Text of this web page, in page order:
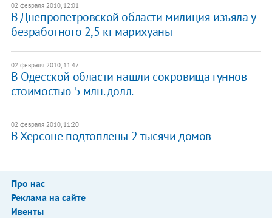
02 февраля 2010, 12:01
В Днепропетровской области милиция изъяла у
безработного 2,5 кг марихуаны
02 февраля 2010, 11:47
В Одесской области нашли сокровища гуннов
стоимостью 5 млн. долл.
02 февраля 2010, 11:20
В Херсоне подтоплены 2 тысячи домов
Про нас
Реклама на сайте
Ивенты